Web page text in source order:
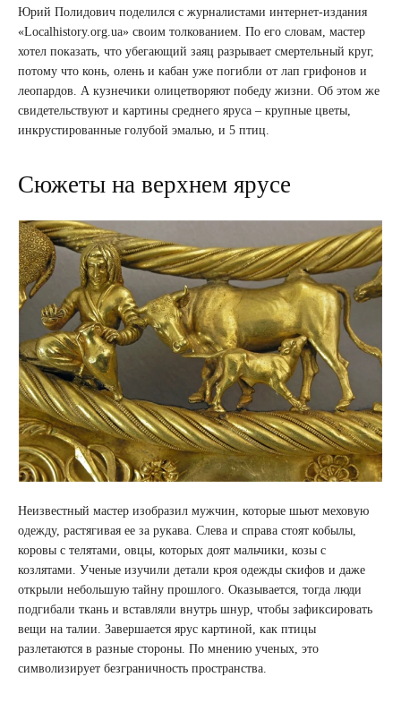
Юрий Полидович поделился с журналистами интернет-издания
«Localhistory.org.ua» своим толкованием. По его словам, мастер
хотел показать, что убегающий заяц разрывает смертельный круг,
потому что конь, олень и кабан уже погибли от лап грифонов и
леопардов. А кузнечики олицетворяют победу жизни. Об этом же
свидетельствуют и картины среднего яруса – крупные цветы,
инкрустированные голубой эмалью, и 5 птиц.
Сюжеты на верхнем ярусе
Неизвестный мастер изобразил мужчин, которые шьют меховую
одежду, растягивая ее за рукава. Слева и справа стоят кобылы,
коровы с телятами, овцы, которых доят мальчики, козы с
козлятами. Ученые изучили детали кроя одежды скифов и даже
открыли небольшую тайну прошлого. Оказывается, тогда люди
подгибали ткань и вставляли внутрь шнур, чтобы зафиксировать
вещи на талии. Завершается ярус картиной, как птицы
разлетаются в разные стороны. По мнению ученых, это
символизирует безграничность пространства.